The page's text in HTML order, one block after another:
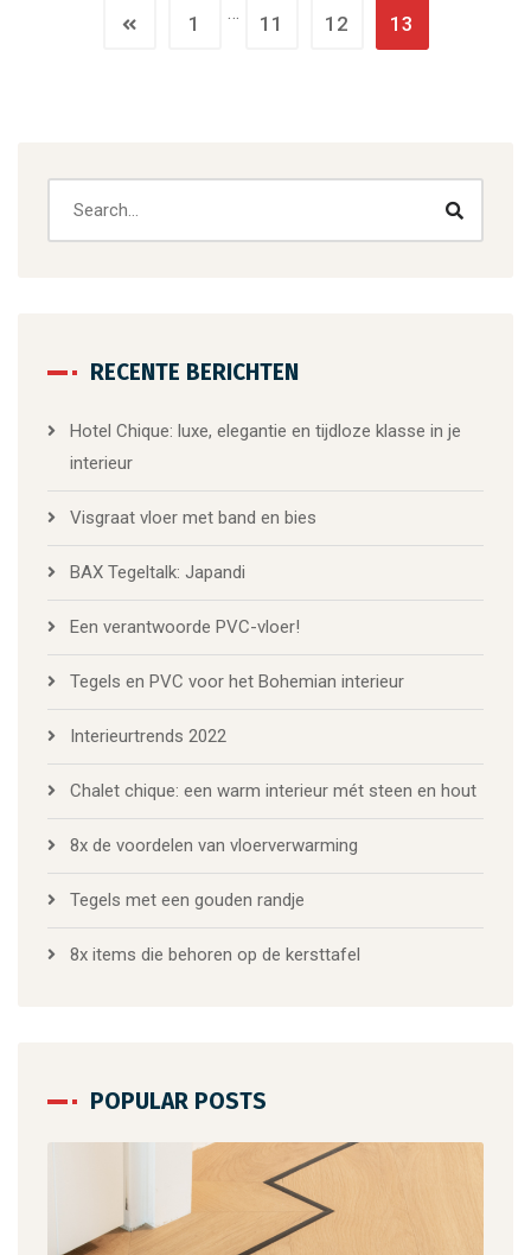
1 … 11 12 13
RECENTE BERICHTEN
Hotel Chique: luxe, elegantie en tijdloze klasse in je
interieur
Visgraat vloer met band en bies
BAX Tegeltalk: Japandi
Een verantwoorde PVC-vloer!
Tegels en PVC voor het Bohemian interieur
Interieurtrends 2022
Chalet chique: een warm interieur mét steen en hout
8x de voordelen van vloerverwarming
Tegels met een gouden randje
8x items die behoren op de kersttafel
POPULAR POSTS